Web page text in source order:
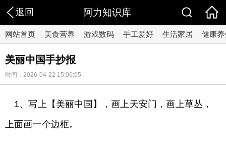
返回 阿力知识库
网站首页 美食营养 游戏数码 手工爱好 生活家居 健康养
美丽中国手抄报
时间：2026-04-22 15:06:05
1、写上【美丽中国】，画上天安门，画上草丛，
上面画一个边框。